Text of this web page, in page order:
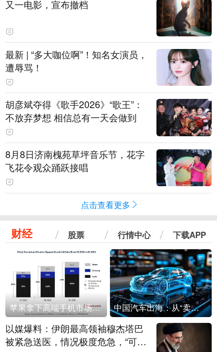
又一电影，宣布撤档
最新 | “多大咖位啊”！知名女演员，
遭辱骂！
胡彦斌夺得《歌手2026》“歌王”：
不放弃梦想 相信总有一天会做到
8月8日济南槐苑草坪音乐节，花字
飞花令观众踊跃接唱
点击查看更多
财经 股票 行情中心 下载APP
苹果拿下高端手机市场65%的份额：iPhone 17系列功不可没 中国汽车出海：从“卖出去”到“走进去”
以媒爆料：伊朗最高领袖穆杰塔巴
被紧急送医，情况极度危急，“可能